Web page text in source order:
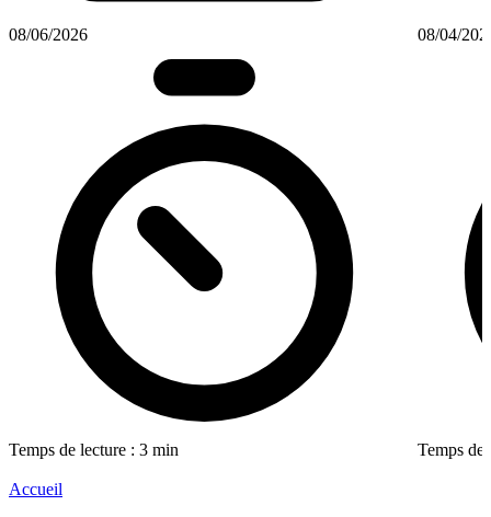
08/06/2026
Temps de lecture : 3 min
08/04/
Temps de
Accueil